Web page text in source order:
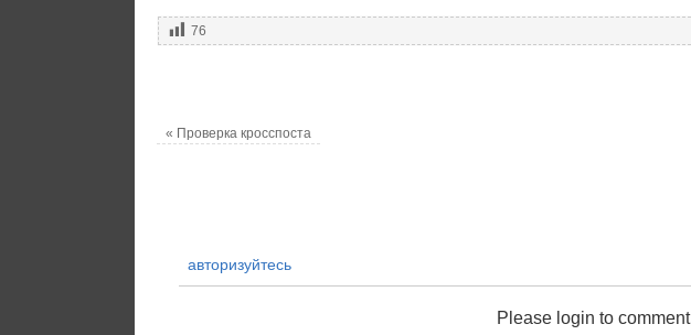
76
« Проверка кросспоста
авторизуйтесь
Please login to comment